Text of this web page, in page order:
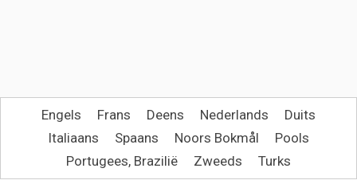
Engels Frans Deens Nederlands
Duits
Italiaans
Spaans Noors Bokmål
Pools
Portugees, Brazilië
Zweeds Turks